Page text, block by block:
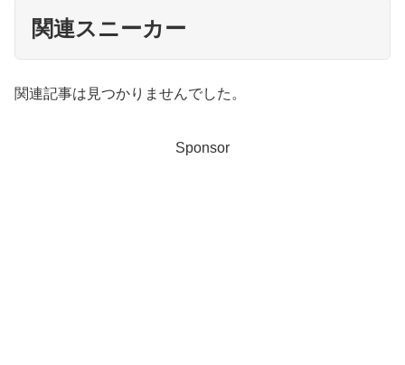
関連スニーカー
関連記事は見つかりませんでした。
Sponsor